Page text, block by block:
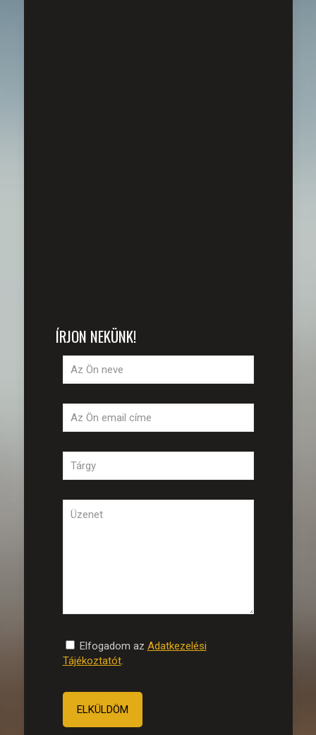
ÍRJON NEKÜNK!
Elfogadom az Adatkezelési
Tájékoztatót.